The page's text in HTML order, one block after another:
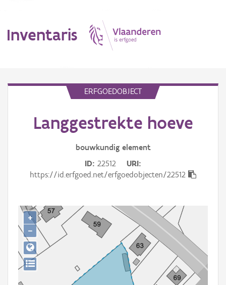
Inventaris
Erfgoedobject
Gebeurtenis
Persoon of collectief
Downloads
ERFGOEDOBJECT
Langgestrekte hoeve
bouwkundig element
ID 22512
URI
https://id.erfgoed.net/erfgoedobjecten/22512
+
−